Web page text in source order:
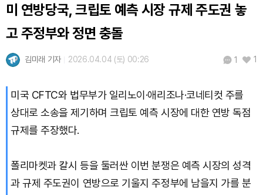
미 연방당국, 크립토 예측 시장 규제 주도권 놓
고 주정부와 정면 충돌
김미래 기자 2026.04.04 (토) 00:26 1 1
미국 CFTC와 법무부가 일리노이·애리조나·코네티컷 주를
상대로 소송을 제기하며 크립토 예측 시장에 대한 연방 독점
규제를 주장했다.
폴리마켓과 칼시 등을 둘러싼 이번 분쟁은 예측 시장의 성격
과 규제 주도권이 연방으로 기울지 주정부에 남을지 가를 분